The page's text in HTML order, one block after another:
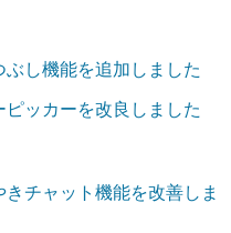
ぶし機能を追加しました
ピッカーを改良しました
きチャット機能を改善しま